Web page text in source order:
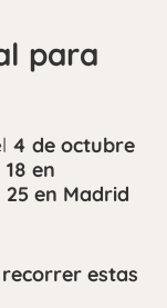
para
4 de octubre
18 en
25 en Madrid
estas